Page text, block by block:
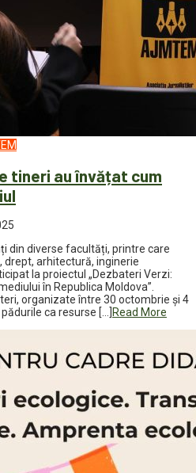
tineri au învățat cum
din diverse facultăți, printre care
drept, arhitectură, inginerie
la proiectul „Dezbateri Verzi:
în Republica Moldova”.
organizate între 30 octombrie și 4
ca resurse […] Read More